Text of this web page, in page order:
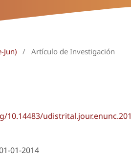
Jun) / Artículo de Investigación
10.14483/udistrital.jour.enunc.201
01-2014